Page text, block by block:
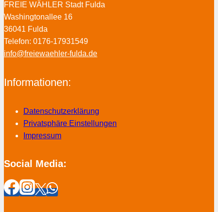
FREIE WÄHLER Stadt Fulda
Washingtonallee 16
36041 Fulda
Telefon: 0176-17931549
info@freiewaehler-fulda.de
Informationen:
Datenschutzerklärung
Privatsphäre Einstellungen
Impressum
Social Media: